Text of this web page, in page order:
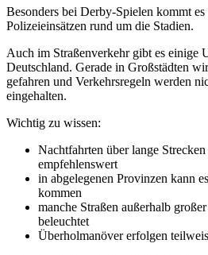
Besonders bei Derby-Spielen kommt
Polizeieinsätzen rund um die Stadien.
Auch im Straßenverkehr gibt es einige
Deutschland. Gerade in Großstädten
gefahren und Verkehrsregeln werden
eingehalten.
Wichtig zu wissen:
Nachtfahrten über lange
empfehlenswert
in abgelegenen Provinzen kann
kommen
manche Straßen außerhalb
beleuchtet
Überholmanöver erfolgen